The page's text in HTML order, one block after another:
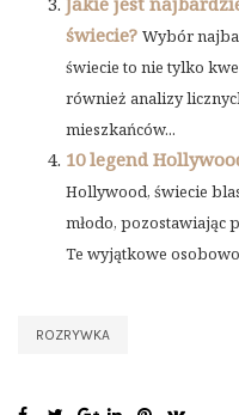
świecie? Wybór
świecie to nie tylko
również analizy
mieszkańców...
10 legend
Hollywood, świecie
młodo, pozostawiając
Te wyjątkowe
ROZRYWKA